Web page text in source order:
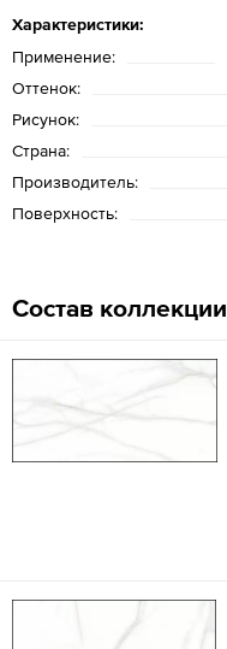
Характеристики:
Применение:
Оттенок:
Рисунок:
Страна:
Производитель:
Поверхность:
Состав коллекции